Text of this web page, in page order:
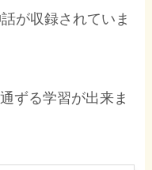
が収録されていま
ずる学習が出来ま